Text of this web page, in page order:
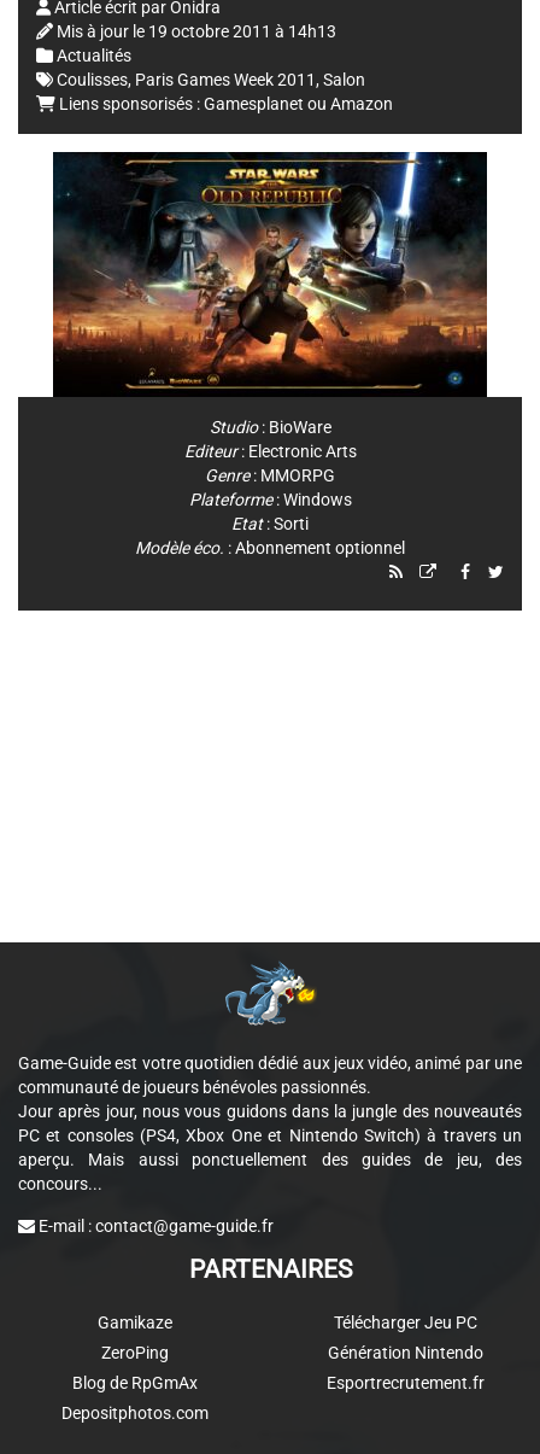
Article écrit parOnidra
Mis à jour le 19 octobre 2011 à 14h13
Actualités
Coulisses, Paris Games Week 2011, Salon
Liens sponsorisés :Gamesplanet ou Amazon
Studio: BioWare
Editeur: Electronic Arts
Genre: MMORPG
Plateforme:Windows
Etat: Sorti
Modèle éco. : Abonnement optionnel
Game-Guide est votre quotidien dédié aux jeux vidéo, animé par une
communauté de joueurs bénévoles passionnés.
Jour après jour, nous vous guidons dans la jungle des nouveautés
PC et consoles (PS4, Xbox One et Nintendo Switch) à travers un
aperçu. Mais aussi ponctuellement des guides de jeu, des
concours...
E-mail :contact@game-guide.fr
PARTENAIRES
Gamikaze
ZeroPing
Blog de RpGmAx
Depositphotos.com
Télécharger Jeu PC
Génération Nintendo
Esportrecrutement.fr